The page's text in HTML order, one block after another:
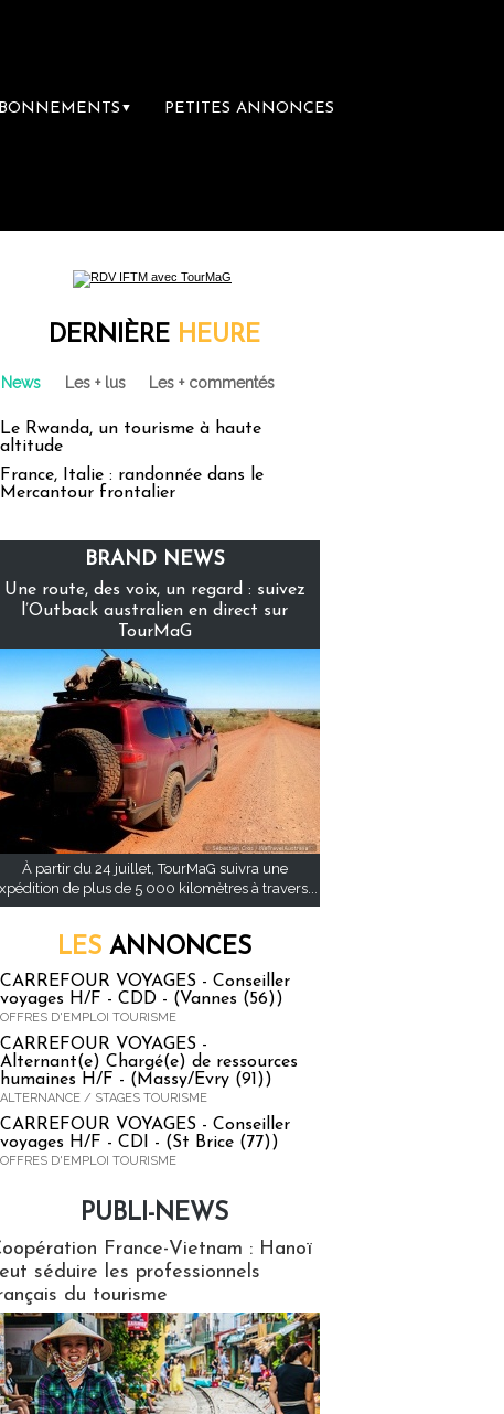
▼ PETITES ANNONCES
du voyage
DERNIÈRE HEURE
News Les + lus Les + commentés
Le Rwanda, un tourisme à haute
altitude
France, Italie : randonnée dans le
Mercantour frontalier
BRAND NEWS
Une route, des voix, un regard : suivez
l’Outback australien en direct sur
TourMaG
À partir du 24 juillet, TourMaG suivra une
de plus de 5 000 kilomètres à travers...
LES ANNONCES
CARREFOUR VOYAGES - Conseiller
voyages H/F - CDD - (Vannes (56))
OFFRES D'EMPLOI TOURISME
CARREFOUR VOYAGES -
Alternant(e) Chargé(e) de ressources
humaines H/F - (Massy/Evry (91))
ALTERNANCE / STAGES TOURISME
CARREFOUR VOYAGES - Conseiller
voyages H/F - CDI - (St Brice (77))
OFFRES D'EMPLOI TOURISME
PUBLI-NEWS
France-Vietnam : Hanoï
séduire les professionnels
du tourisme